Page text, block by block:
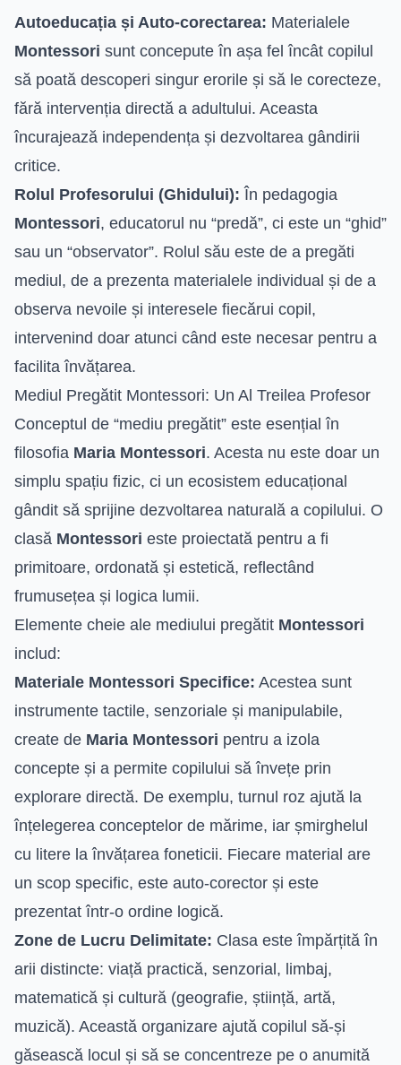
Autoeducația și Auto-corectarea: Materialele
Montessori sunt concepute în așa fel încât copilul
să poată descoperi singur erorile și să le corecteze,
fără intervenția directă a adultului. Aceasta
încurajează independența și dezvoltarea gândirii
critice.
Rolul Profesorului (Ghidului): În pedagogia
Montessori, educatorul nu “predă”, ci este un “ghid”
sau un “observator”. Rolul său este de a pregăti
mediul, de a prezenta materialele individual și de a
observa nevoile și interesele fiecărui copil,
intervenind doar atunci când este necesar pentru a
facilita învățarea.
Mediul Pregătit Montessori: Un Al Treilea Profesor
Conceptul de “mediu pregătit” este esențial în
filosofia Maria Montessori. Acesta nu este doar un
simplu spațiu fizic, ci un ecosistem educațional
gândit să sprijine dezvoltarea naturală a copilului. O
clasă Montessori este proiectată pentru a fi
primitoare, ordonată și estetică, reflectând
frumusețea și logica lumii.
Elemente cheie ale mediului pregătit Montessori
includ:
Materiale Montessori Specifice: Acestea sunt
instrumente tactile, senzoriale și manipulabile,
create de Maria Montessori pentru a izola
concepte și a permite copilului să învețe prin
explorare directă. De exemplu, turnul roz ajută la
înțelegerea conceptelor de mărime, iar șmirghelul
cu litere la învățarea foneticii. Fiecare material are
un scop specific, este auto-corector și este
prezentat într-o ordine logică.
Zone de Lucru Delimitate: Clasa este împărțită în
arii distincte: viață practică, senzorial, limbaj,
matematică și cultură (geografie, știință, artă,
muzică). Această organizare ajută copilul să-și
găsească locul și să se concentreze pe o anumită